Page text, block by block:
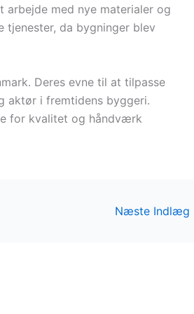
med nye materialer og
da bygninger blev
Deres evne til at tilpasse
aktør i fremtidens byggeri.
for kvalitet og håndværk
Næste Indlæg